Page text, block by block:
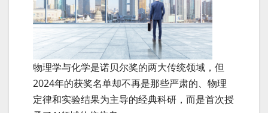
物理学与化学是诺贝尔奖的两大传统领域，但
2024年的获奖名单却不再是那些严肃的、物理
定律和实验结果为主导的经典科研，而是首次授